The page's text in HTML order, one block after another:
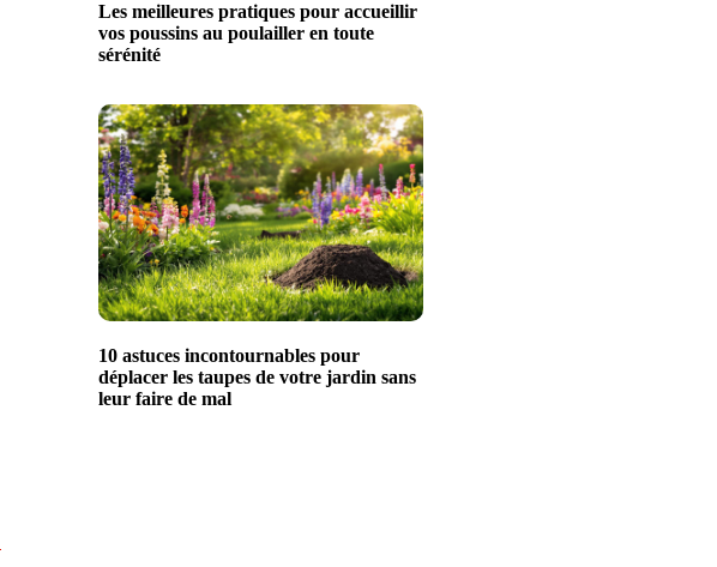
Les meilleures pratiques pour accueillir
vos poussins au poulailler en toute
sérénité
10 astuces incontournables pour
déplacer les taupes de votre jardin sans
leur faire de mal